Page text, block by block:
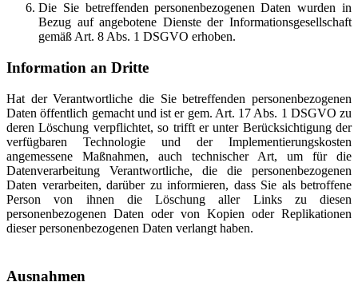
Die Sie betreffenden personenbezogenen Daten wurden in
Bezug auf angebotene Dienste der Informationsgesellschaft
gemäß Art. 8 Abs. 1 DSGVO erhoben.
Information an Dritte
Hat der Verantwortliche die Sie betreffenden personenbezogenen
Daten öffentlich gemacht und ist er gem. Art. 17 Abs. 1 DSGVO zu
deren Löschung verpflichtet, so trifft er unter Berücksichtigung der
verfügbaren Technologie und der Implementierungskosten
angemessene Maßnahmen, auch technischer Art, um für die
Datenverarbeitung Verantwortliche, die die personenbezogenen
Daten verarbeiten, darüber zu informieren, dass Sie als betroffene
Person von ihnen die Löschung aller Links zu diesen
personenbezogenen Daten oder von Kopien oder Replikationen
dieser personenbezogenen Daten verlangt haben.
Ausnahmen